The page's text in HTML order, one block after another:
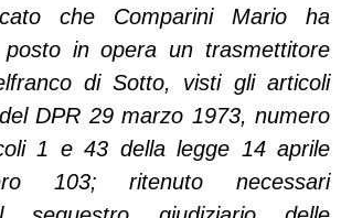
che Comparini Mario ha
posto in opera un trasmettitore
di Sotto, visti gli articoli
DPR 29 marzo 1973, numero
1 e 43 della legge 14 aprile
103; ritenuto necessari